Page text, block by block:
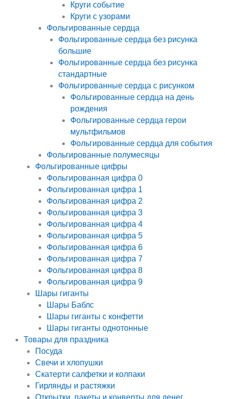
Круги событие
Круги с узорами
Фольгированные сердца
Фольгированные сердца без рисунка
большие
Фольгированные сердца без рисунка
стандартные
Фольгированные сердца с рисунком
Фольгированные сердца на день
рождения
Фольгированные сердца герои
мультфильмов
Фольгированные сердца для события
Фольгированные полумесяцы
Фольгированные цифры
Фольгированная цифра 0
Фольгированная цифра 1
Фольгированная цифра 2
Фольгированная цифра 3
Фольгированная цифра 4
Фольгированная цифра 5
Фольгированная цифра 6
Фольгированная цифра 7
Фольгированная цифра 8
Фольгированная цифра 9
Шары гиганты
Шары Баблс
Шары гиганты с конфетти
Шары гиганты однотонные
Товары для праздника
Посуда
Свечи и хлопушки
Скатерти салфетки и колпаки
Гирлянды и растяжки